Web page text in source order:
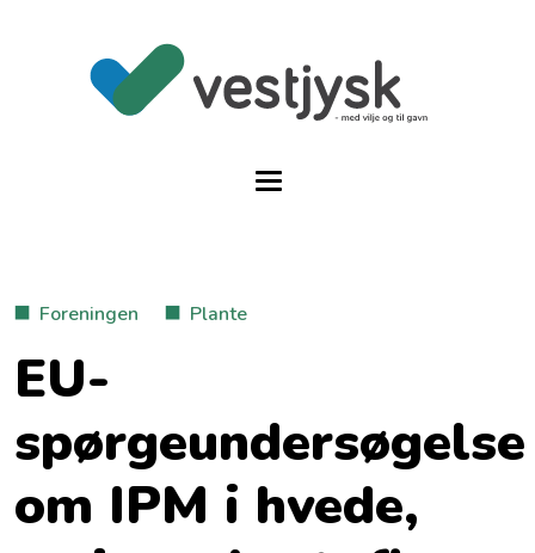
Foreningen Plante
EU-
spørgeundersøgelse
om IPM i hvede,